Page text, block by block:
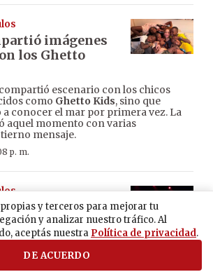
imágenes
los Ghetto
escenario con los chicos
como Ghetto Kids, sino que
conocer el mar por primera vez. La
aquel momento con varias
mensaje.
p. m.
se
sueño de
Grammy
ponen a consideración sus
convocados a las categorías de la
y terceros para mejorar tu
y analizar nuestro tráfico. Al
aceptás nuestra Política de privacidad.
DE ACUERDO